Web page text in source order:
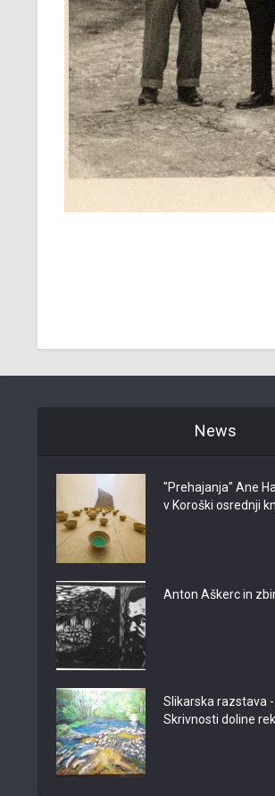
News
"Prehajanja" Ane
v Koroški osrednji
Anton Aškerc in
Slikarska razstava
Skrivnosti doline